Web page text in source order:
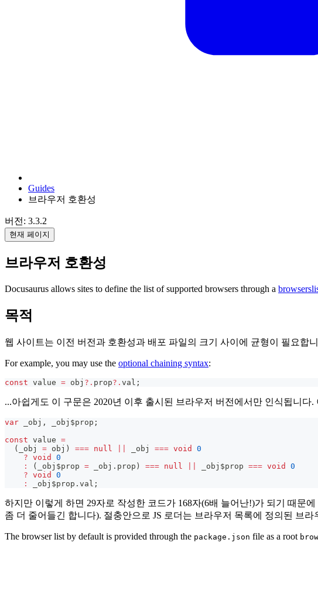
Guides
브라우저 호환성
버전: 3.3.2
현재 페이지
브라우저 호환성
Docusaurus allows sites to define the list of supported browsers through a
목적
웹 사이트는 이전 버전과 호환성과 배포 파일의 크기 사이에 균형이 필요
For example, you may use the optional chaining syntax:
const value = obj ?. prop?. val ;
...아쉽게도 이 구문은 2020년 이후 출시된 브라우저 버전에서만 인식됩니
var _obj , _obj$prop ;
const value =
(
_obj = obj ) === null _obj === void
0
? void
0
:
( _obj$prop = _obj . prop ) === null _obj$prop === void
0
? void
0
:
_obj$prop . val ;
하지만 이렇게 하면 29자로 작성한 코드가 168자(6배 늘어난!)가 되기 때문
좀 더 줄어들긴 합니다). 절충안으로 JS 로더는 브라우저 목록에 정의된 브
The browser list by default is provided through the package.json file as a root